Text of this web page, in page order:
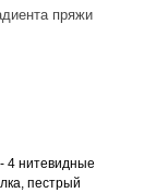
пряжи
4 нитевидные
пестрый